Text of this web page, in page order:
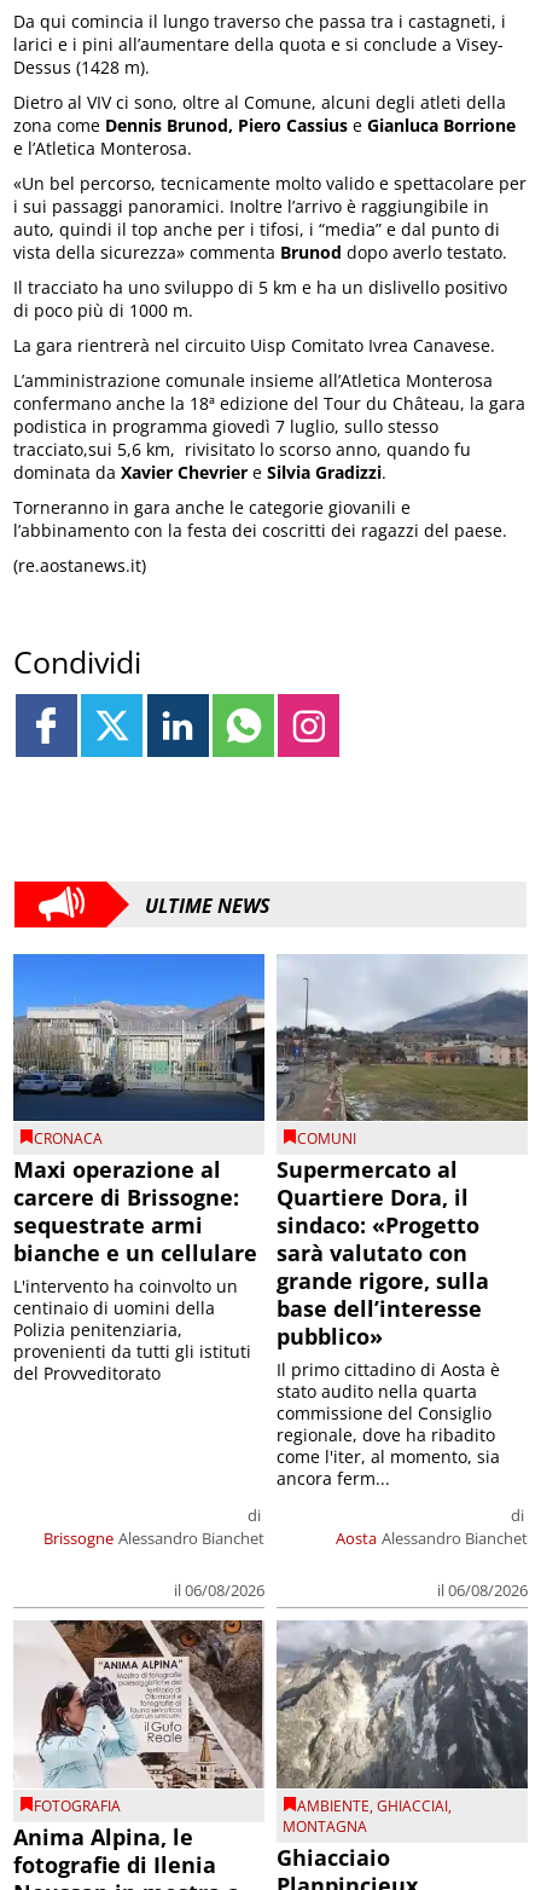
Da qui comincia il lungo traverso che passa tra i castagneti, i
larici e i pini all’aumentare della quota e si conclude a Visey-
Dessus (1428 m).
Dietro al VIV ci sono, oltre al Comune, alcuni degli atleti della
zona come Dennis Brunod, Piero Cassius eGianluca Borrione
e l’Atletica Monterosa.
«Un bel percorso, tecnicamente molto valido e spettacolare per
i sui passaggi panoramici. Inoltre l’arrivo è raggiungibile in
auto, quindi il top anche per i tifosi, i “media” e dal punto di
vista della sicurezza» commenta Brunod dopo averlo testato.
Il tracciato ha uno sviluppo di 5 km e ha un dislivello positivo
di poco più di 1000 m.
La gara rientrerà nel circuito Uisp Comitato Ivrea Canavese.
L’amministrazione comunale insieme all’Atletica Monterosa
confermano anche la 18ª edizione del Tour du Château, la gara
podistica in programma giovedì 7 luglio, sullo stesso
tracciato,sui 5,6 km, rivisitato lo scorso anno, quando fu
dominata daXavier Chevrier e Silvia Gradizzi.
Torneranno in gara anche le categorie giovanili e
l’abbinamento con la festa dei coscritti dei ragazzi del paese.
(re.aostanews.it)
Condividi
ULTIME NEWS
CRONACA
Maxi operazione al
carcere di Brissogne:
sequestrate armi
bianche e un cellulare
Brissogne
di
Alessandro Bianchet
il 06/08/2026
L'intervento ha coinvolto un
centinaio di uomini della
Polizia penitenziaria,
provenienti da tutti gli istituti
del Provveditorato
COMUNI
Supermercato al
Quartiere Dora, il
sindaco: «Progetto
sarà valutato con
grande rigore, sulla
base dell’interesse
pubblico»
Aosta
di
Alessandro Bianchet
il 06/08/2026
Il primo cittadino di Aosta è
stato audito nella quarta
commissione del Consiglio
regionale, dove ha ribadito
come l'iter, al momento, sia
ancora ferm...
FOTOGRAFIA
Anima Alpina, le
fotografie di Ilenia
AMBIENTE,GHIACCIAI,
MONTAGNA
Ghiacciaio